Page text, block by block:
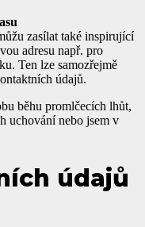
zasílat také inspirující
adresu např. pro
Ten lze samozřejmě
údajů.
běhu promlčecích lhůt,
uchování nebo jsem v
údajů